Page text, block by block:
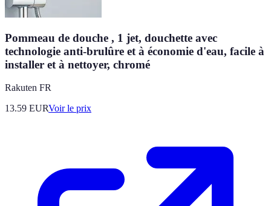
Pommeau de douche , 1 jet, douchette avec
technologie anti-brulûre et à économie d'eau, facile à
installer et à nettoyer, chromé
Rakuten FR
13.59 EURVoir le prix